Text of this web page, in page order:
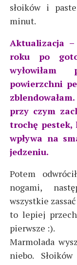
słoików i
minut.
Aktualizacja
roku po
wyłowiłam
powierzchni
przy czym
trochę pestek,
wpływa na
jedzeniu.
Potem
nogami,
wszystkie
to lepiej
pierwsze :).
Marmolada
niebo.